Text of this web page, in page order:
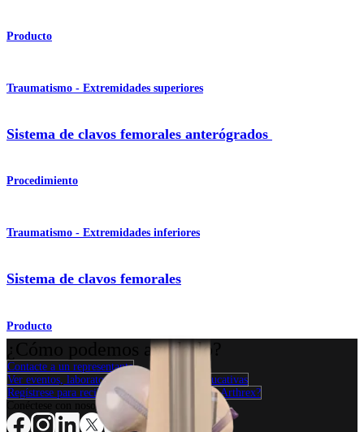
Producto
Traumatismo - Extremidades superiores
Sistema de clavos femorales anterógrados
Procedimiento
Traumatismo - Extremidades inferiores
Sistema de clavos femorales
Producto
¿Cómo podemos ayudarlo?
Contacte a un representante
Ver eventos, laboratorios y oportunidades educativas
Regístrese para recibir: ¿Qué hay de nuevo en Arthrex?
Conéctese con nosotros